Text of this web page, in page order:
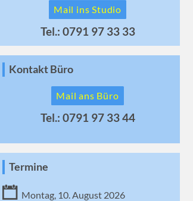
Mail ins Studio
Tel.: 0791 97 33 33
Kontakt Büro
Mail ans Büro
Tel.: 0791 97 33 44
Termine
Montag, 10. August 2026